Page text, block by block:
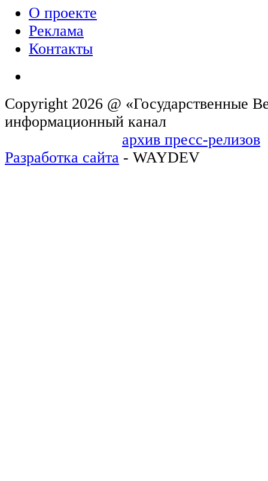
О проекте
Реклама
Контакты
Copyright 2026 @ «Государственные
архив пресс-релизов
Разработка сайта - WAYDEV